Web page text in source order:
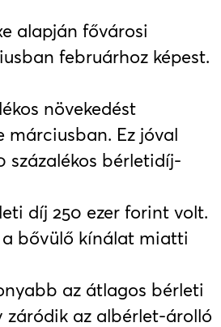
alapján fővárosi
februárhoz képest.
növekedést
márciusban. Ez jóval
százalékos bérletidíj-
díj 250 ezer forint volt.
a bővülő kínálat miatti
az átlagos bérleti
záródik az albérlet-árolló